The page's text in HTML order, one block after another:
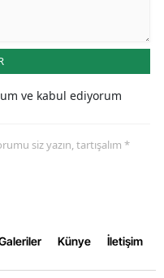
ve kabul ediyorum
siz yazın, tartışalım *
Künye İletişim